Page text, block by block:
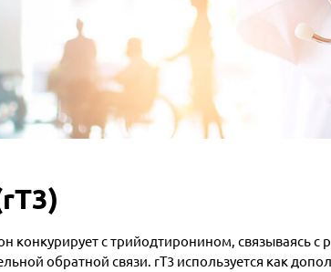
конкурирует с трийодтиронином, связываясь
обратной связи. rT3 используется как